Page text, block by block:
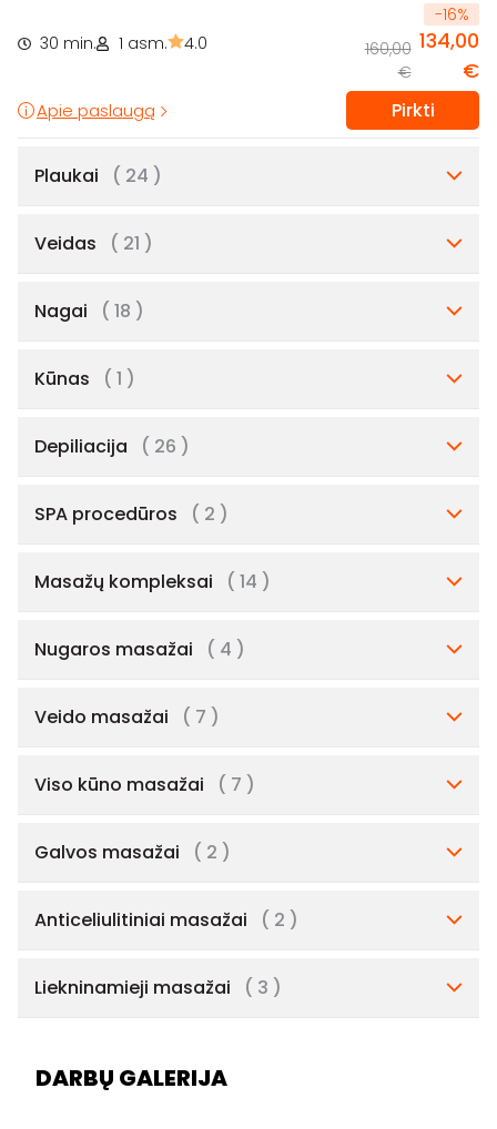
30 min. 1 asm. 4.0
-16%
160,00
€
134,00
€
Apie paslaugą Pirkti
Plaukai ( 24 )
Veidas ( 21 )
Nagai ( 18 )
Kūnas ( 1 )
Depiliacija ( 26 )
SPA procedūros ( 2 )
Masažų kompleksai ( 14 )
Nugaros masažai ( 4 )
Veido masažai ( 7 )
Viso kūno masažai ( 7 )
Galvos masažai ( 2 )
Anticeliulitiniai masažai ( 2 )
Liekninamieji masažai ( 3 )
DARBŲ GALERIJA